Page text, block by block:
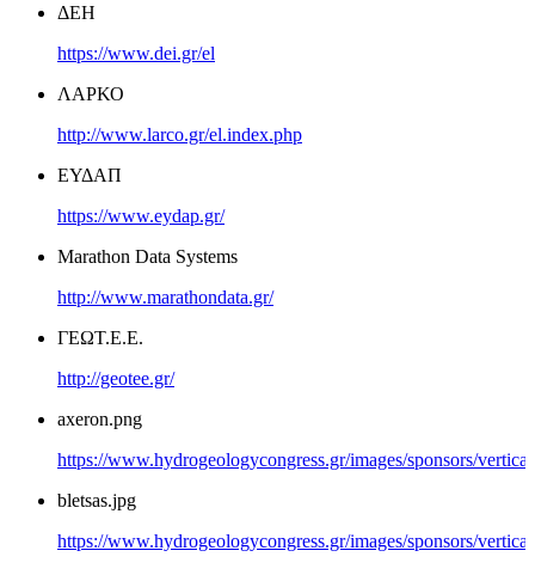
ΔΕΗ
https://www.dei.gr/el
ΛΑΡΚΟ
http://www.larco.gr/el.index.php
ΕΥΔΑΠ
https://www.eydap.gr/
Marathon Data Systems
http://www.marathondata.gr/
ΓΕΩΤ.Ε.Ε.
http://geotee.gr/
axeron.png
https://www.hydrogeologycongress.gr/images/sponsors/
bletsas.jpg
https://www.hydrogeologycongress.gr/images/sponsors/